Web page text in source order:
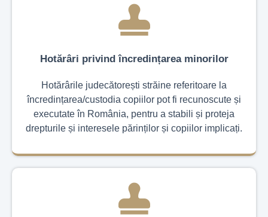
Hotărâri privind încredințarea minorilor
Hotărârile judecătorești străine referitoare la
încredințarea/custodia copiilor pot fi recunoscute și
executate în România, pentru a stabili și proteja
drepturile și interesele părinților și copiilor implicați.